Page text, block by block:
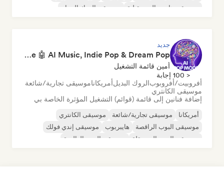
موسيقى هاوس المستقبلية
موسيقى الروك الجراج
جديد
Pop Machine Mode 🤖 AI Music, Indie Pop & Dream Pop
أمين قائمة التشغيل
< 100 إجابة
أفروبيت/أفروبوبالروك البديلأمريكاناموسيقى تجارية/شائعة
موسيقى الكانتري
إضافة فنانين إلى قائمة (قوائم) التشغيل المؤثرة الخاصة بي
أمريكانا موسيقى تجارية/شائعة
موسيقى الكانتري
موسيقى البوب الراقصة
هايبربوب
موسيقى إندي فولك
موسيقى البوب المستقلة
موسيقى البوب العالمية